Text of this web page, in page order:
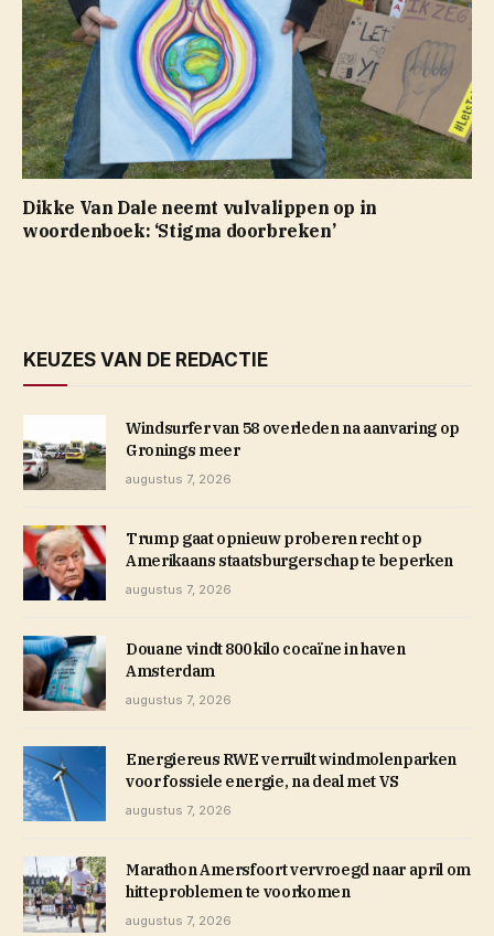
Dikke Van Dale neemt vulvalippen op in
woordenboek: ‘Stigma doorbreken’
KEUZES VAN DE REDACTIE
Windsurfer van 58 overleden na aanvaring op
Gronings meer
augustus 7, 2026
Trump gaat opnieuw proberen recht op
Amerikaans staatsburgerschap te beperken
augustus 7, 2026
Douane vindt 800 kilo cocaïne in haven
Amsterdam
augustus 7, 2026
Energiereus RWE verruilt windmolenparken
voor fossiele energie, na deal met VS
augustus 7, 2026
Marathon Amersfoort vervroegd naar april om
hitteproblemen te voorkomen
augustus 7, 2026